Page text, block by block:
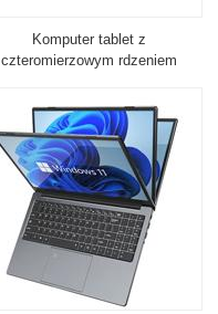
Komputer tablet z
czteromierzowym rdzeniem